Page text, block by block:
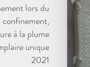
lors du
confinement,
à la plume
unique
2021